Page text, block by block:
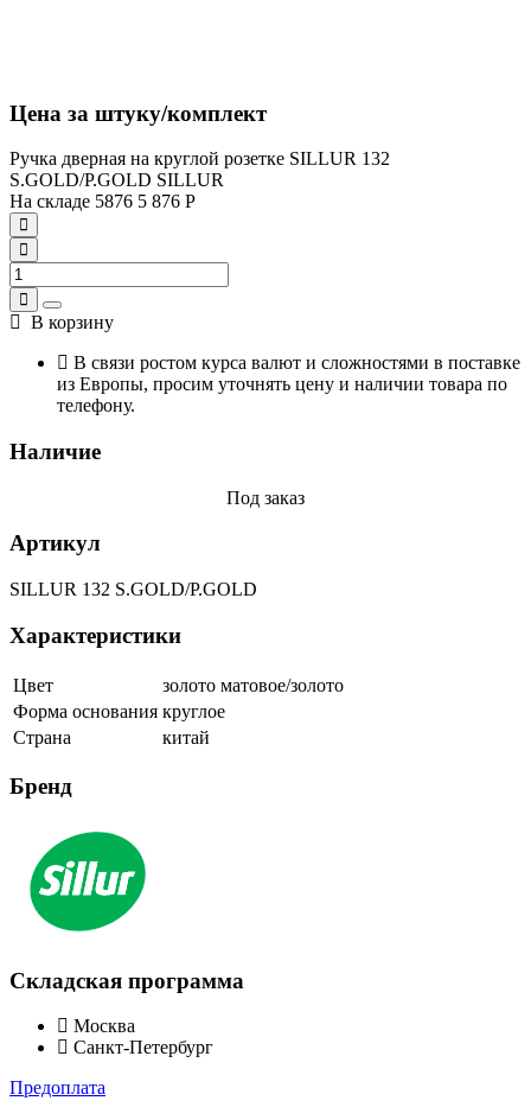
Цена за штуку/комплект
Ручка дверная на круглой розетке SILLUR 132
S.GOLD/P.GOLD SILLUR
На складе 5876 5 876 Р
В корзину
В связи ростом курса валют и сложностями в поставке
из Европы, просим уточнять цену и наличии товара по
телефону.
Наличие
Под заказ
Артикул
SILLUR 132 S.GOLD/P.GOLD
Характеристики
Цвет
золото матовое/золото
Форма основания круглое
Страна
китай
Бренд
Складская программа
Москва
Санкт-Петербург
Предоплата